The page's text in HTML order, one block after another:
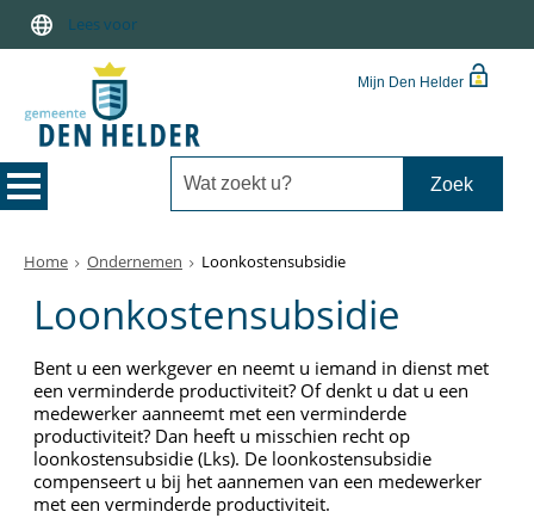
Lees voor
Mijn Den Helder
Home Ondernemen Loonkostensubsidie
Loonkostensubsidie
Bent u een werkgever en neemt u iemand in dienst met
een verminderde productiviteit? Of denkt u dat u een
medewerker aanneemt met een verminderde
productiviteit? Dan heeft u misschien recht op
loonkostensubsidie (Lks). De loonkostensubsidie
compenseert u bij het aannemen van een medewerker
met een verminderde productiviteit.